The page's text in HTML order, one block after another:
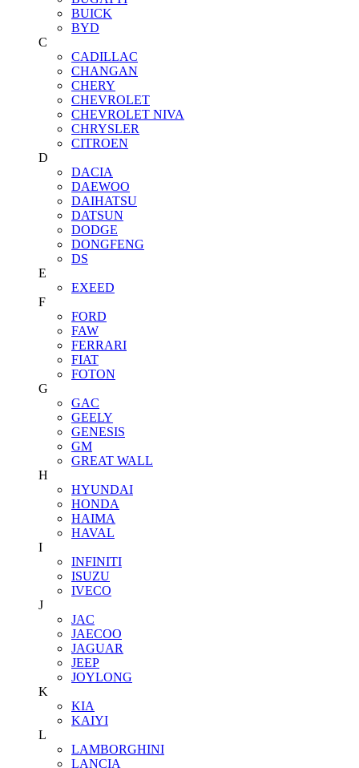
BUICK
BYD
C
CADILLAC
CHANGAN
CHERY
CHEVROLET
CHEVROLET NIVA
CHRYSLER
CITROEN
D
DACIA
DAEWOO
DAIHATSU
DATSUN
DODGE
DONGFENG
DS
E
EXEED
F
FORD
FAW
FERRARI
FIAT
FOTON
G
GAC
GEELY
GENESIS
GM
GREAT WALL
H
HYUNDAI
HONDA
HAIMA
HAVAL
I
INFINITI
ISUZU
IVECO
J
JAC
JAECOO
JAGUAR
JEEP
JOYLONG
K
KIA
KAIYI
L
LAMBORGHINI
LANCIA